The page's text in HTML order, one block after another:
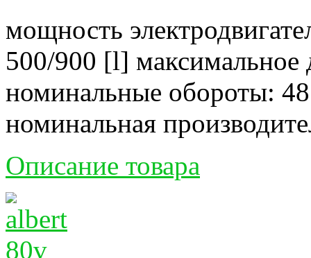
мощность
500/900 [l] максимальное
номинальные обороты:
номинальная
Описание товара